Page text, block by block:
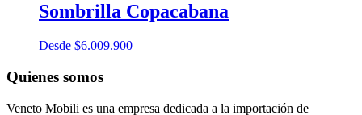
Sombrilla Copacabana
Desde $6.009.900
Quienes somos
Veneto Mobili es una empresa dedicada a la importación de